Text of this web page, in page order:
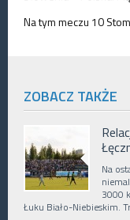
Na tym meczu 10
ZOBACZ TAKŻE
Na
3000
Łuku Biało-Niebieskim.